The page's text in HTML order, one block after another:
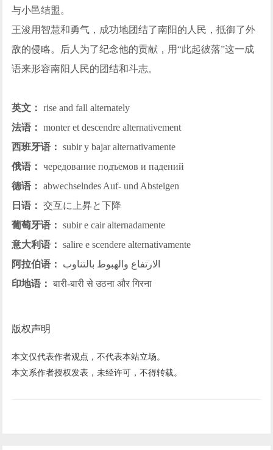
与小邑结盟。
王浚用智慧和勇气，成功地团结了南阳的人民，抵御了外
敌的侵略。后人为了纪念他的贡献，用“此起彼落”这一成
语来形容南阳人民的团结和斗志。
英文： rise and fall alternately
法语： monter et descendre alternativement
西班牙语： subir y bajar alternativamente
俄语： чередование подъемов и падений
德语： abwechselndes Auf- und Absteigen
日语： 交互に上昇と下降
葡萄牙语： subir e cair alternadamente
意大利语： salire e scendere alternativamente
阿拉伯语：
الارتفاع والهبوط بالتناوب
印地语： बारी-बारी से उठना और गिरना
版权声明
本文仅代表作者观点，不代表本站立场。
本文系作者授权发表，未经许可，不得转载。